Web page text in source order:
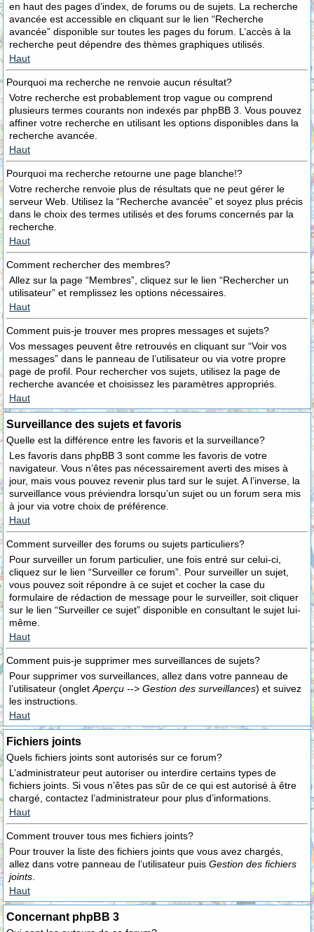
en haut des pages d’index, de forums ou de sujets. La recherche
avancée est accessible en cliquant sur le lien “Recherche
avancée” disponible sur toutes les pages du forum. L’accès à la
recherche peut dépendre des thèmes graphiques utilisés.
Haut
Pourquoi ma recherche ne renvoie aucun résultat?
Votre recherche est probablement trop vague ou comprend
plusieurs termes courants non indexés par phpBB 3. Vous pouvez
affiner votre recherche en utilisant les options disponibles dans la
recherche avancée.
Haut
Pourquoi ma recherche retourne une page blanche!?
Votre recherche renvoie plus de résultats que ne peut gérer le
serveur Web. Utilisez la “Recherche avancée” et soyez plus précis
dans le choix des termes utilisés et des forums concernés par la
recherche.
Haut
Comment rechercher des membres?
Allez sur la page “Membres”, cliquez sur le lien “Rechercher un
utilisateur” et remplissez les options nécessaires.
Haut
Comment puis-je trouver mes propres messages et sujets?
Vos messages peuvent être retrouvés en cliquant sur “Voir vos
messages” dans le panneau de l’utilisateur ou via votre propre
page de profil. Pour rechercher vos sujets, utilisez la page de
recherche avancée et choisissez les paramètres appropriés.
Haut
Surveillance des sujets et favoris
Quelle est la différence entre les favoris et la surveillance?
Les favoris dans phpBB 3 sont comme les favoris de votre
navigateur. Vous n’êtes pas nécessairement averti des mises à
jour, mais vous pouvez revenir plus tard sur le sujet. A l’inverse, la
surveillance vous préviendra lorsqu’un sujet ou un forum sera mis
à jour via votre choix de préférence.
Haut
Comment surveiller des forums ou sujets particuliers?
Pour surveiller un forum particulier, une fois entré sur celui-ci,
cliquez sur le lien “Surveiller ce forum”. Pour surveiller un sujet,
vous pouvez soit répondre à ce sujet et cocher la case du
formulaire de rédaction de message pour le surveiller, soit cliquer
sur le lien “Surveiller ce sujet” disponible en consultant le sujet lui-
même.
Haut
Comment puis-je supprimer mes surveillances de sujets?
Pour supprimer vos surveillances, allez dans votre panneau de
l’utilisateur (onglet Aperçu --> Gestion des surveillances) et suivez
les instructions.
Haut
Fichiers joints
Quels fichiers joints sont autorisés sur ce forum?
L’administrateur peut autoriser ou interdire certains types de
fichiers joints. Si vous n’êtes pas sûr de ce qui est autorisé à être
chargé, contactez l’administrateur pour plus d’informations.
Haut
Comment trouver tous mes fichiers joints?
Pour trouver la liste des fichiers joints que vous avez chargés,
allez dans votre panneau de l’utilisateur puis Gestion des fichiers
joints
Haut
Concernant phpBB 3